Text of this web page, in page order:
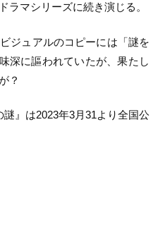
ラマシリーズに続き演じる。
ジュアルのコピーには「謎を
深に謳われていたが、果たし
？
』は2023年3月31より全国公